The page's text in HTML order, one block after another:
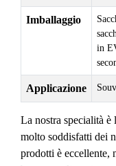
Imballaggio
in
Applicazione
La nostra specialità
molto soddisfatti dei
prodotti è eccellente,